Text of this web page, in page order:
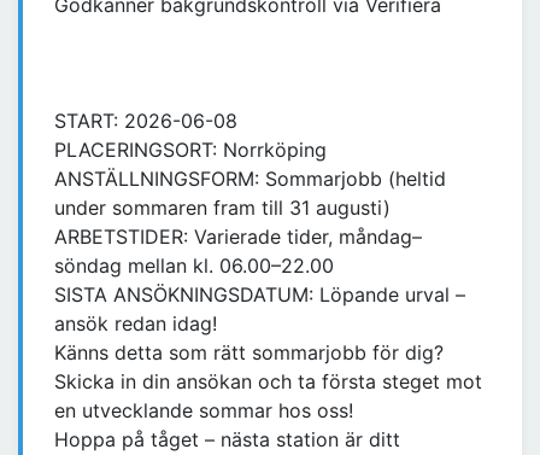
Godkänner bakgrundskontroll via Verifiera
START: 2026-06-08
PLACERINGSORT: Norrköping
ANSTÄLLNINGSFORM: Sommarjobb (heltid
under sommaren fram till 31 augusti)
ARBETSTIDER: Varierade tider, måndag–
söndag mellan kl. 06.00–22.00
SISTA ANSÖKNINGSDATUM: Löpande urval –
ansök redan idag!
Känns detta som rätt sommarjobb för dig?
Skicka in din ansökan och ta första steget mot
en utvecklande sommar hos oss!
Hoppa på tåget – nästa station är ditt